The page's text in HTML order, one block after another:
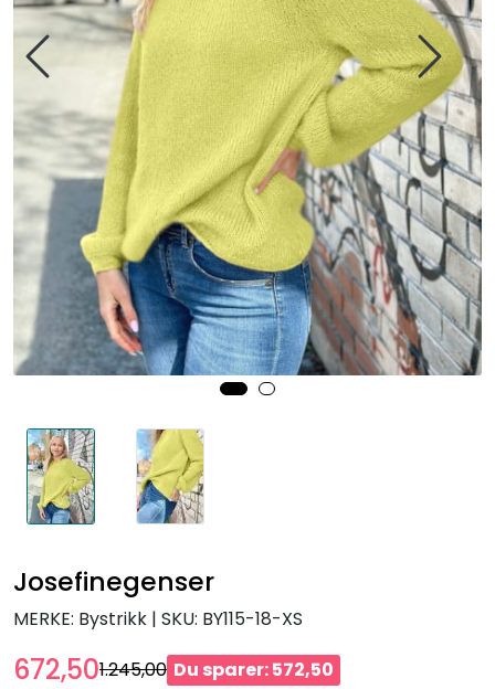
Josefinegenser
MERKE: Bystrikk | SKU: BY115-18-XS
672,501.245,00 Du sparer: 572,50